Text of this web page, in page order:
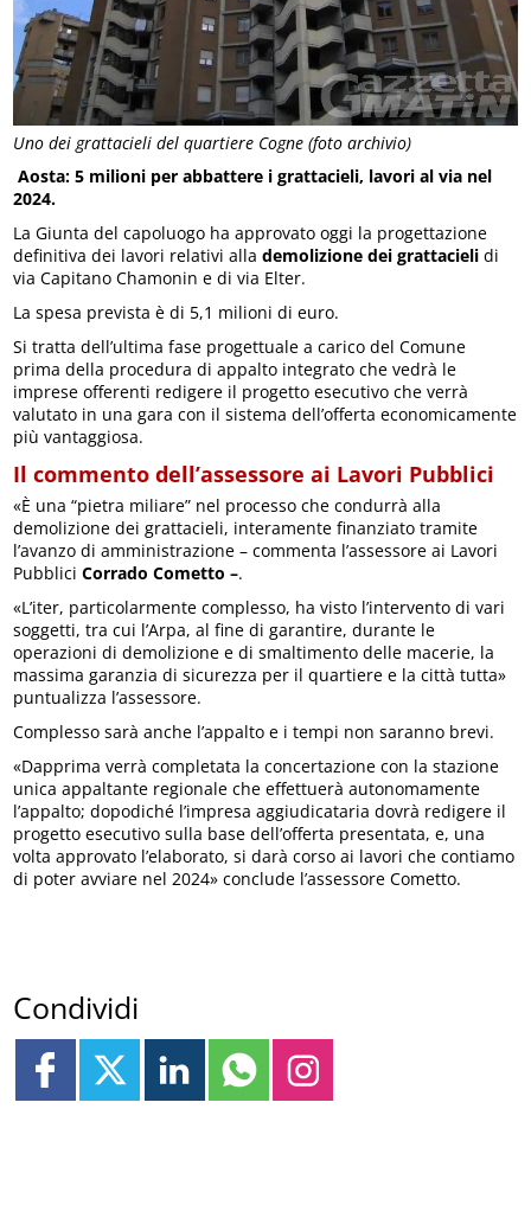
Uno dei grattacieli del quartiere Cogne (foto archivio)
Aosta: 5 milioni per abbattere i grattacieli, lavori al via nel
2024.
La Giunta del capoluogo ha approvato oggi la progettazione
definitiva dei lavori relativi alla demolizione dei grattacieli di
via Capitano Chamonin e di via Elter.
La spesa prevista è di 5,1 milioni di euro.
Si tratta dell’ultima fase progettuale a carico del Comune
prima della procedura di appalto integrato che vedrà le
imprese offerenti redigere il progetto esecutivo che verrà
valutato in una gara con il sistema dell’offerta economicamente
più vantaggiosa.
Il commento dell’assessore ai Lavori Pubblici
«È una “pietra miliare” nel processo che condurrà alla
demolizione dei grattacieli, interamente finanziato tramite
l’avanzo di amministrazione – commenta l’assessore ai Lavori
Pubblici Corrado Cometto –.
«L’iter, particolarmente complesso, ha visto l’intervento di vari
soggetti, tra cui l’Arpa, al fine di garantire, durante le
operazioni di demolizione e di smaltimento delle macerie, la
massima garanzia di sicurezza per il quartiere e la città tutta»
puntualizza l’assessore.
Complesso sarà anche l’appalto e i tempi non saranno brevi.
«Dapprima verrà completata la concertazione con la stazione
unica appaltante regionale che effettuerà autonomamente
l’appalto; dopodiché l’impresa aggiudicataria dovrà redigere il
progetto esecutivo sulla base dell’offerta presentata, e, una
volta approvato l’elaborato, si darà corso ai lavori che contiamo
di poter avviare nel 2024» conclude l’assessore Cometto.
Condividi